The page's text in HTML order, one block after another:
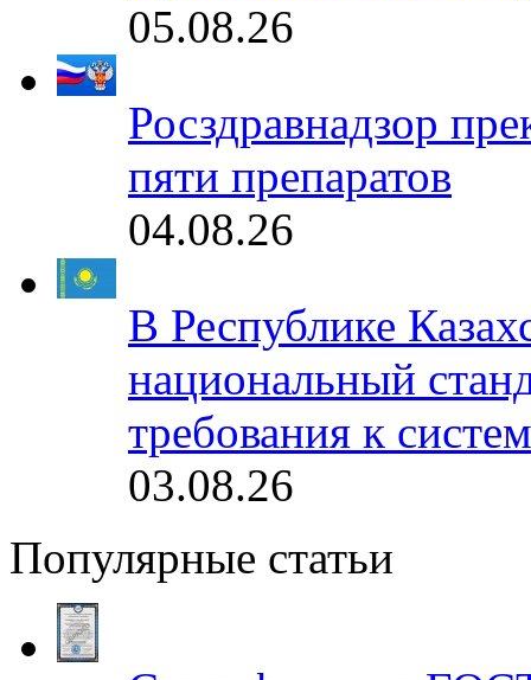
05.08.26
Росздравнадзор
пяти препаратов
04.08.26
В Республике
национальный
требования к
03.08.26
Популярные статьи